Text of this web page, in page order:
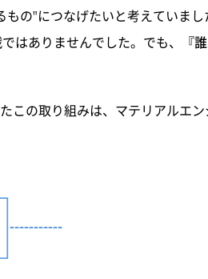
の"につなげたいと考えていま
はありませんでした。でも、
『
の取り組みは、マテリアルエ